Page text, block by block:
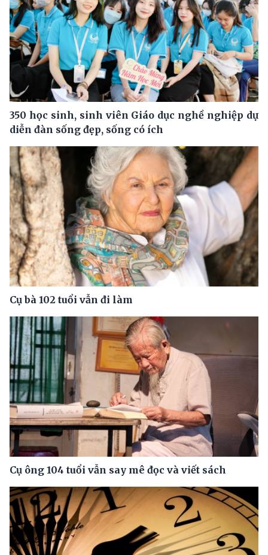
350 học sinh, sinh viên Giáo dục nghề nghiệp dự
diễn đàn sống đẹp, sống có ích
Cụ bà 102 tuổi vẫn đi làm
Cụ ông 104 tuổi vẫn say mê đọc và viết sách